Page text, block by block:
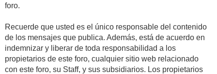
foro.
Recuerde que usted es el único responsable del contenido
de los mensajes que publica. Además, está de acuerdo en
indemnizar y liberar de toda responsabilidad a los
propietarios de este foro, cualquier sitio web relacionado
con este foro, su Staff, y sus subsidiarios. Los propietarios